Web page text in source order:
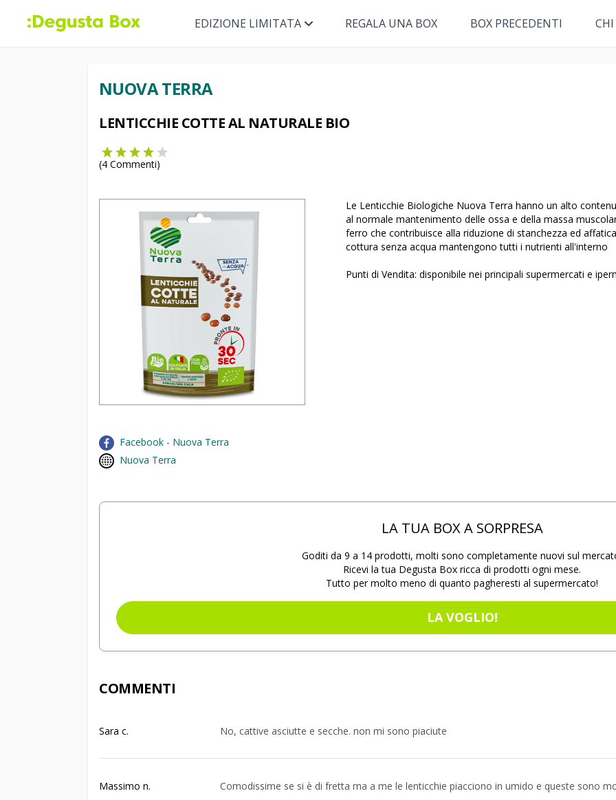
EDIZIONE LIMITATA REGALA UNA BOX BOX PRECEDENTI
NUOVA TERRA
LENTICCHIE COTTE AL NATURALE BIO
(4 Commenti)
Le Lenticchie Biologiche Nuova Terra hanno un alto
al normale mantenimento delle ossa e della massa
ferro che contribuisce alla riduzione di stanchezza ed
cottura senza acqua mantengono tutti i nutrienti all'interno
Punti di Vendita: disponibile nei principali supermercati e
Facebook - Nuova Terra
Nuova Terra
LA TUA BOX A SORPRESA
Goditi da 9 a 14 prodotti, molti sono completamente nuovi sul
Ricevi la tua Degusta Box ricca di prodotti ogni mese.
Tutto per molto meno di quanto pagheresti al supermercato!
LA VOGLIO!
COMMENTI
Sara c. No, cattive asciutte e secche. non mi sono piaciute
Massimo n. Comodissime se si è di fretta ma a me le lenticchie piacciono in umido e queste sono